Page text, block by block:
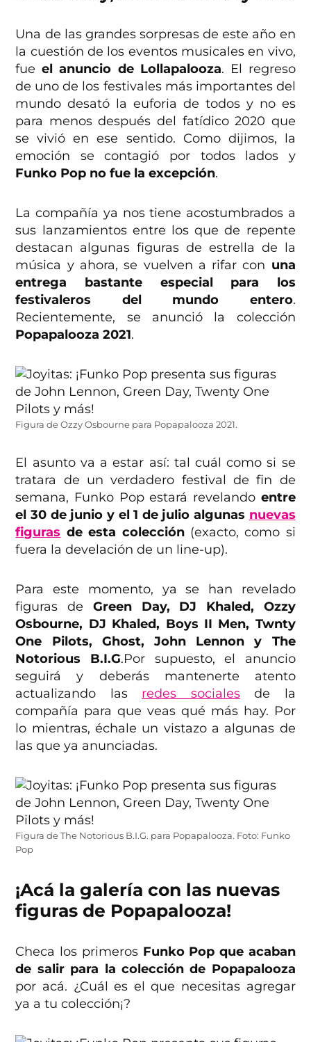
Una de las grandes sorpresas de este año en
la cuestión de los eventos musicales en vivo,
fue el anuncio de Lollapalooza. El regreso
de uno de los festivales más importantes del
mundo desató la euforia de todos y no es
para menos después del fatídico 2020 que
se vivió en ese sentido. Como dijimos, la
emoción se contagió por todos lados y
Funko Pop no fue la excepción.
La compañía ya nos tiene acostumbrados a
sus lanzamientos entre los que de repente
destacan algunas figuras de estrella de la
música y ahora, se vuelven a rifar con una
entrega bastante especial para los
festivaleros del mundo
entero.
Recientemente, se anunció la colección
Popapalooza 2021.
Figura de Ozzy Osbourne para Popapalooza 2021.
El asunto va a estar así: tal cuál como si se
tratara de un verdadero festival de fin de
semana, Funko Pop estará revelandoentre
el 30 de junio y el 1 de julio algunas nuevas
figuras de esta colección(exacto, como si
fuera la develación de un line-up).
Para este momento, ya se han revelado
figuras de Green Day, DJ Khaled, Ozzy
Osbourne, DJ Khaled, Boys II Men, Twnty
One Pilots, Ghost, John Lennon y The
Notorious B.I.G.Por supuesto, el anuncio
seguirá y deberás mantenerte atento
actualizando las redes socialesde la
compañía para que veas qué más hay. Por
lo mientras, échale un vistazo a algunas de
las que ya anunciadas.
Figura de The Notorious B.I.G. para Popapalooza. Foto: Funko
Pop
¡Acá la galería con las nuevas
figuras de Popapalooza!
Checa los primeros Funko Pop que acaban
de salir para la colección de Popapalooza
por acá. ¿Cuál es el que necesitas agregar
ya a tu colección¡?